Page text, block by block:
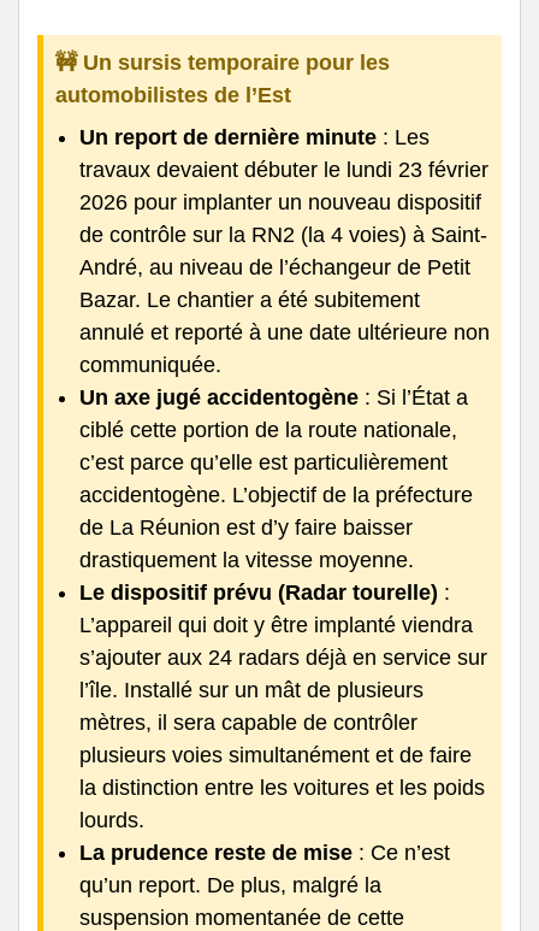
🚧 Un sursis temporaire pour les
automobilistes de l’Est
Un report de dernière minute : Les
travaux devaient débuter le lundi 23 février
2026 pour implanter un nouveau dispositif
de contrôle sur la RN2 (la 4 voies) à Saint-
André, au niveau de l’échangeur de Petit
Bazar. Le chantier a été subitement
annulé et reporté à une date ultérieure non
communiquée.
Un axe jugé accidentogène : Si l’État a
ciblé cette portion de la route nationale,
c’est parce qu’elle est particulièrement
accidentogène. L’objectif de la préfecture
de La Réunion est d’y faire baisser
drastiquement la vitesse moyenne.
Le dispositif prévu (Radar tourelle) :
L’appareil qui doit y être implanté viendra
s’ajouter aux 24 radars déjà en service sur
l’île. Installé sur un mât de plusieurs
mètres, il sera capable de contrôler
plusieurs voies simultanément et de faire
la distinction entre les voitures et les poids
lourds.
La prudence reste de mise : Ce n’est
qu’un report. De plus, malgré la
suspension momentanée de cette